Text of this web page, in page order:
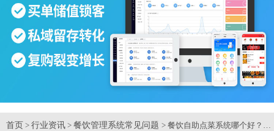
首页 > 行业资讯 > 餐饮管理系统常见问题 > 餐饮自助点菜系统哪个好？